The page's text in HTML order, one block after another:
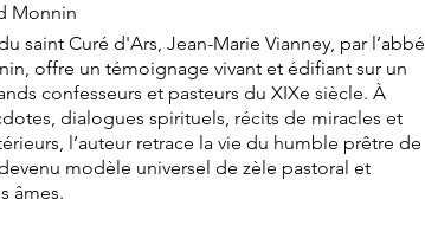
Monnin
saint Curé d'Ars, Jean-Marie Vianney, par l’abbé
offre un témoignage vivant et édifiant sur un
confesseurs et pasteurs du XIXe siècle. À
dialogues spirituels, récits de miracles et
l’auteur retrace la vie du humble prêtre de
modèle universel de zèle pastoral et
âmes.